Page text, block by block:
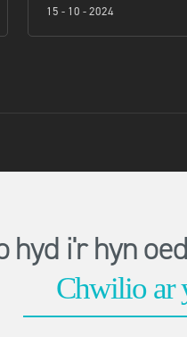
15 - 10 - 2024
hyd i'r hyn